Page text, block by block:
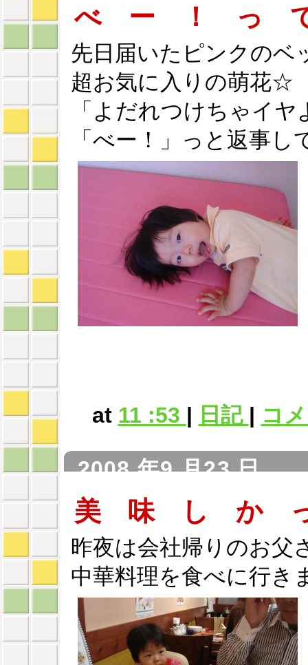
べ ー ！ っ
先日届いたピンクのベ
超お気に入りの萌花☆
「よだれつけちゃイ
「べー！」っと返事し
at 11 :53 | 日記 | コ
2008 年9 月23 日
美 味 し か
昨夜は会社帰りのお父
中華料理を食べに行き